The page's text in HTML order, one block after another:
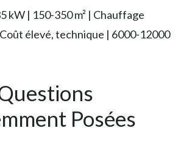
kW | 150-350 m² | Chauffage
élevé, technique | 6000-12000
Posées